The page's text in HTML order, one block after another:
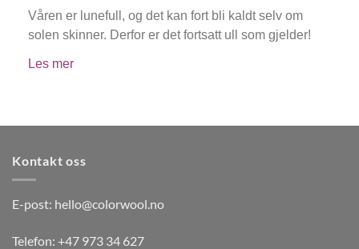
Våren er lunefull, og det kan fort bli kaldt selv om
solen skinner. Derfor er det fortsatt ull som gjelder!
Les mer
Kontakt oss
E-post: hello@colorwool.no
Telefon: +47 973 34 627